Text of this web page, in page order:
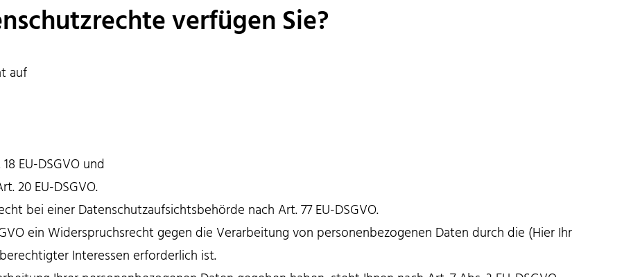
verfügen Sie?
auf
EU-DSGVO und
20 EU-DSGVO.
bei einer Datenschutzaufsichtsbehörde nach Art. 77 EU-DSGVO.
ein Widerspruchsrecht gegen die Verarbeitung von personenbezogenen Daten durch die (Hier Ihr
Interessen erforderlich ist.